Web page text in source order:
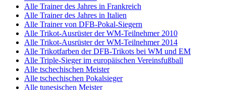
Alle Trainer des Jahres in Frankreich
Alle Trainer des Jahres in Italien
Alle Trainer von DFB-Pokal-Siegern
Alle Trikot-Ausrüster der WM-Teilnehmer 2010
Alle Trikot-Ausrüster der WM-Teilnehmer 2014
Alle Trikotfarben der DFB-Trikots bei WM und EM
Alle Triple-Sieger im europäischen Vereinsfußball
Alle tschechischen Meister
Alle tschechischen Pokalsieger
Alle tunesischen Meister